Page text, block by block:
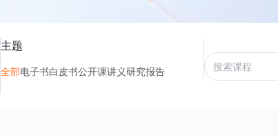
主题
全部电子书白皮书公开课讲义研究报告